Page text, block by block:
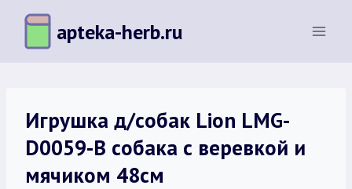
Перейти
содержимому
apteka-herb.ru
Игрушка д/собак Lion LMG-
D0059-B собака с веревкой и
мячиком 48см